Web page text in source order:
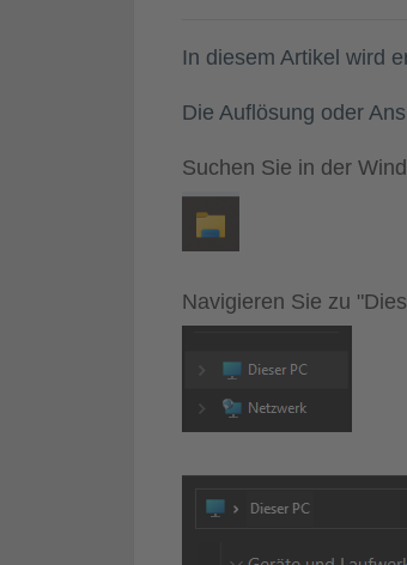
In diesem Artikel wird
Die Auflösung oder
Suchen Sie in der
Navigieren Sie zu